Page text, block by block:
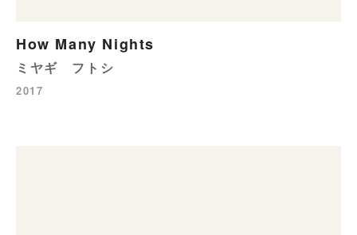
How Many Nights
ミヤギ フトシ
2017